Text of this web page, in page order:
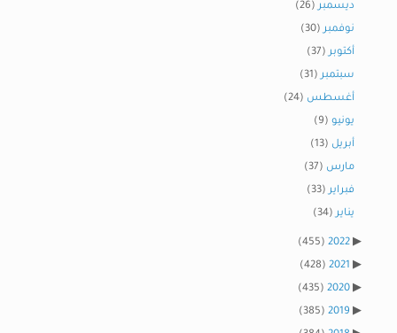
ديسمبر(26)
نوفمبر(30)
أكتوبر(37)
سبتمبر(31)
أغسطس (24)
يونيو (9)
أبريل (13)
مارس (37)
فبراير(33)
يناير(34)
2022
(455)
2021
(428)
2020
(435)
2019
(385)